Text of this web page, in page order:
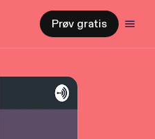
Prøv gratis